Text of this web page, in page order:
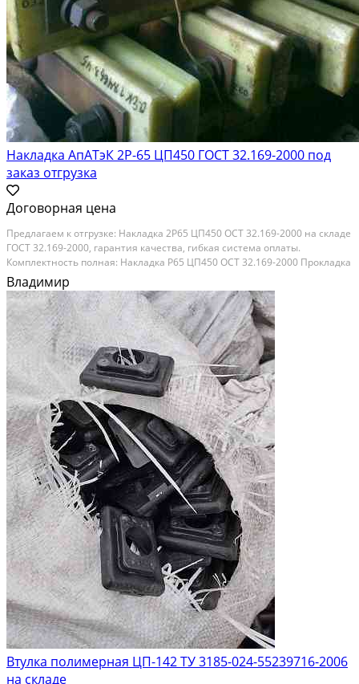
Накладка АпАТэК 2Р-65 ЦП450 ГОСТ 32.169-2000 под
заказ отгрузка
Договорная цена
Предлагаем к отгрузке: Накладка 2Р65 ЦП450 ОСТ 32.169-2000 на складе
ГОСТ 32.169-2000, гарантия качества, гибкая система оплаты.
Комплектность полная: Накладка Р65 ЦП450 ОСТ 32.169-2000 Прокладка
стыковая «ПСН-65» ЦП507 Планка стопорная СИ-65-8 ЦП479 Болт M27-
8g x 160.88.35 ГОСТ 11530-93 Гайка...
Владимир
Втулка полимерная ЦП-142 ТУ 3185-024-55239716-2006
на складе